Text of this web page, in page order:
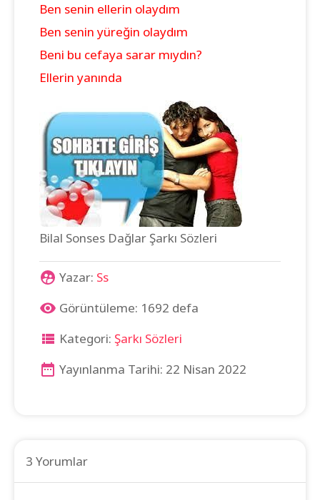
Ben senin ellerin olaydım
Ben senin yüreğin olaydım
Beni bu cefaya sarar mıydın?
Ellerin yanında
Bilal Sonses Dağlar Şarkı Sözleri
Yazar: Ss
Görüntüleme: 1692 defa
Kategori: Şarkı Sözleri
Yayınlanma Tarihi: 22 Nisan 2022
3 Yorumlar